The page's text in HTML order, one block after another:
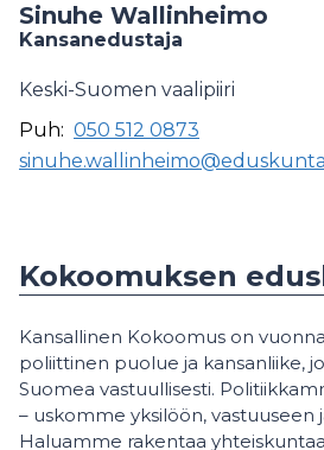
Sinuhe Wallinheimo
Kansanedustaja
Keski-Suomen vaalipiiri
Puh: 050 512 0873
Kokoomuksen
Kansallinen Kokoomus on
poliittinen puolue ja kansanliike,
Suomea vastuullisesti.
– uskomme yksilöön, vastuuseen
Haluamme rakentaa